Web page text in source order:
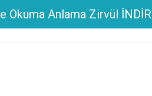
Okuma Anlama Zirvül İNDİR